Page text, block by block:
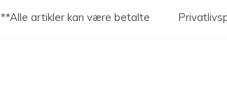
**Alle artikler kan være betalte